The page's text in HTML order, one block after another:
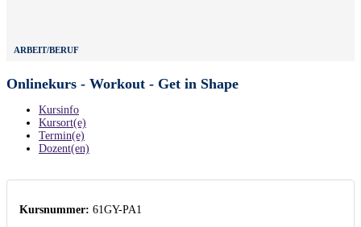
ARBEIT/BERUF
Onlinekurs - Workout - Get in Shape
Kursinfo
Kursort(e)
Termin(e)
Dozent(en)
Kursnummer: 61GY-PA1